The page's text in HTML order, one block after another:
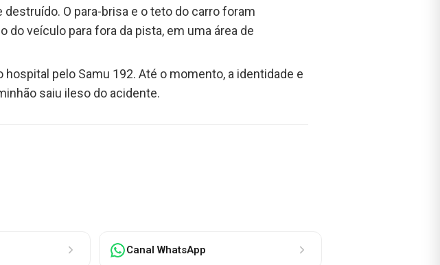
O para-brisa e o teto do carro foram
veículo para fora da pista, em uma área de
pelo Samu 192. Até o momento, a identidade e
saiu ileso do acidente.
Canal WhatsApp